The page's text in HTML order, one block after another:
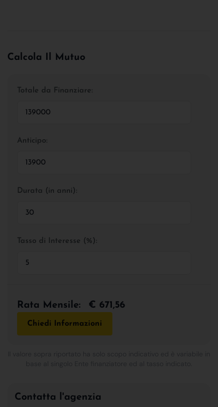
Calcola Il Mutuo
Totale da Finanziare:
Anticipo:
Durata (in anni):
Tasso di Interesse (%):
Rata Mensile: € 671,56
Chiedi Informazioni
Contatta l'agenzia